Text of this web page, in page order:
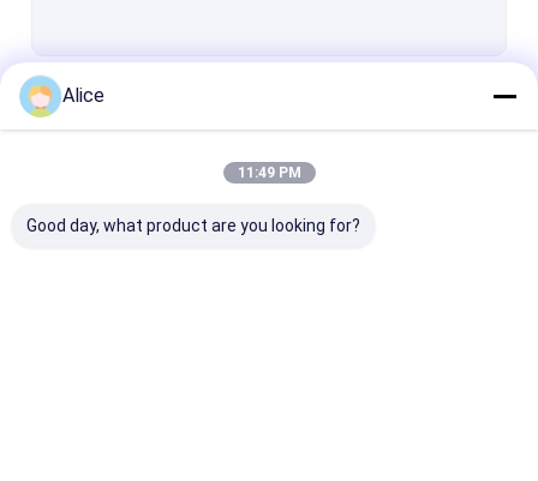
उन्नत तकनीकी सिरेमिक
सिरेमिक कनेक्टर ब्लॉक
Alice
11:49 PM
Good day, what product are you looking for?